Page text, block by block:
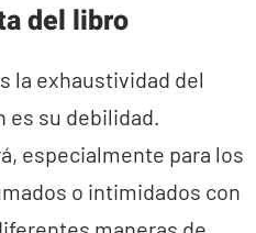
del libro
la exhaustividad del
es su debilidad.
especialmente para los
o intimidados con